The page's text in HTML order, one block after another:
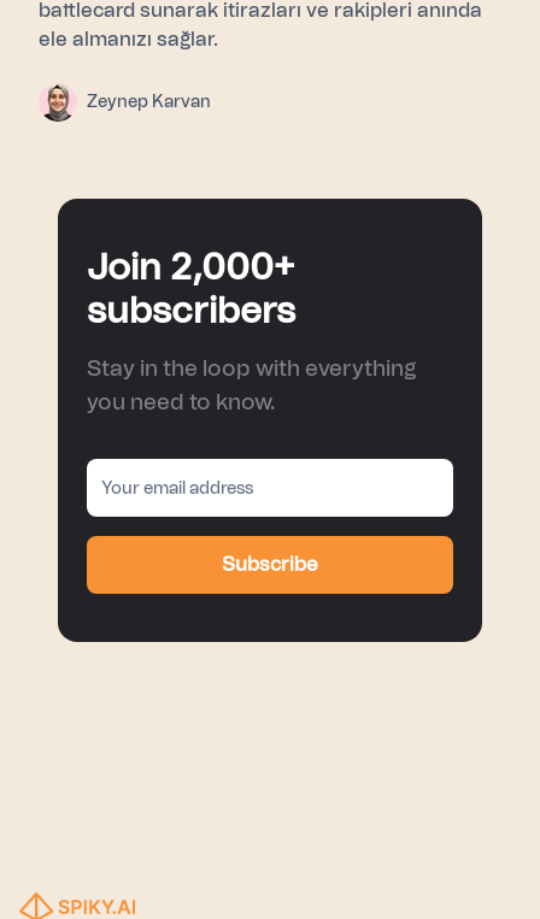
battlecard sunarak itirazları ve rakipleri anında
ele almanızı sağlar.
Zeynep Karvan
Join 2,000+
subscribers
Stay in the loop with everything
you need to know.
Subscribe